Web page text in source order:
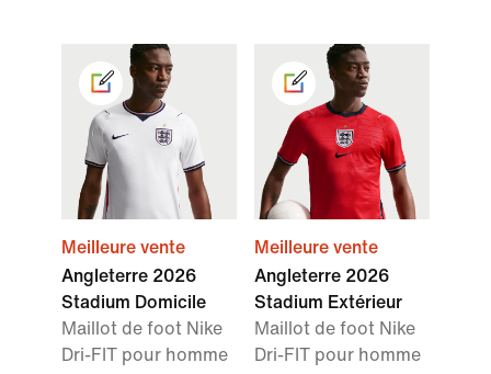
Meilleure vente
Angleterre 2026
Stadium Domicile
Maillot de foot Nike
Dri-FIT pour homme
Meilleure vente
Angleterre 2026
Stadium Extérieur
Maillot de foot Nike
Dri-FIT pour homme